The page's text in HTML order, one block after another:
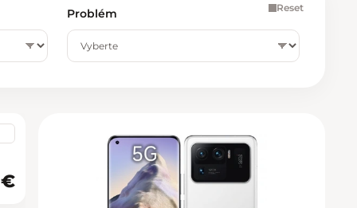
Košice - Optima 02/20 60 00 72
Martin - TULIP 02/20 60 00 77
02/20 60 00 67
Problém Reset